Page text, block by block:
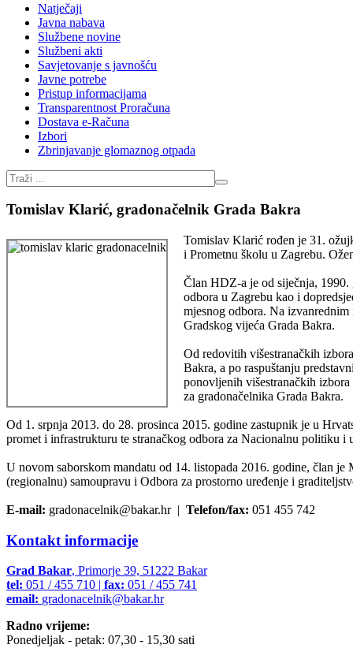
Natječaji
Javna nabava
Službene novine
Službeni akti
Savjetovanje s javnošću
Javne potrebe
Pristup informacijama
Transparentnost Proračuna
Dostava e-Računa
Izbori
Zbrinjavanje glomaznog otpada
Tomislav Klarić, gradonačelnik Grada Bakra
Tomislav Klarić rođen je 31.
i Prometnu školu u Zagrebu.
Član HDZ-a je od siječnja, 1990.
odbora u Zagrebu kao i
mjesnog odbora. Na
Gradskog vijeća Grada Bakra.
Od redovitih višestranačkih
Bakra, a po raspuštanju
ponovljenih višestranačkih
za gradonačelnika Grada Bakra.
Od 1. srpnja 2013. do 28. prosinca 2015. godine zastupnik je u
promet i infrastrukturu te stranačkog odbora za Nacionalnu politiku
U novom saborskom mandatu od 14. listopada 2016. godine, član
(regionalnu) samoupravu i Odbora za prostorno uređenje i
E-mail: gradonacelnik@bakar.hr | Telefon/fax: 051 455 742
Kontakt informacije
Grad Bakar, Primorje 39, 51222 Bakar
tel: 051 / 455 710 | fax: 051 / 455 741
email: gradonacelnik@bakar.hr
Radno vrijeme:
Ponedjeljak - petak: 07,30 - 15,30 sati